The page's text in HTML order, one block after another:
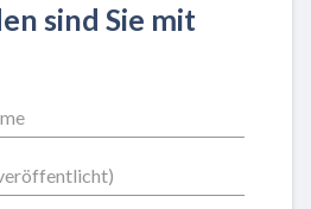
sind Sie mit